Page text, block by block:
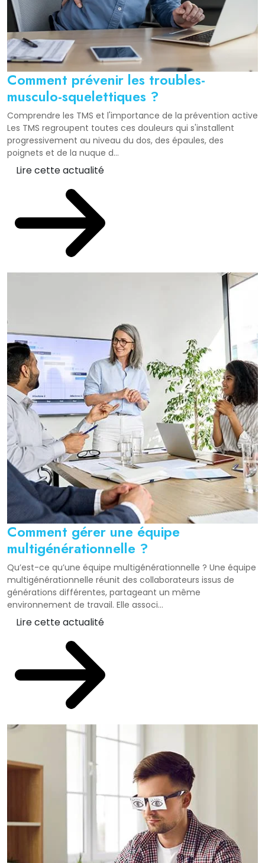
Comment prévenir les troubles-
musculo-squelettiques ?
Comprendre les TMS et l'importance de la prévention active
Les TMS regroupent toutes ces douleurs qui s'installent
progressivement au niveau du dos, des épaules, des
poignets et de la nuque d...
Lire cette actualité
Comment gérer une équipe
multigénérationnelle ?
Qu’est-ce qu’une équipe multigénérationnelle ? Une équipe
multigénérationnelle réunit des collaborateurs issus de
générations différentes, partageant un même
environnement de travail. Elle associ...
Lire cette actualité